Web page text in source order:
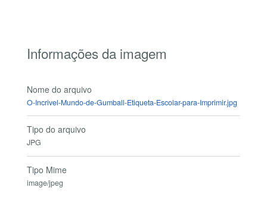
Informações da imagem
Nome do arquivo
O-Incrivel-Mundo-de-Gumball-Etiqueta-Escolar-para-Imprimir.jpg
Tipo do arquivo
JPG
Tipo Mime
image/jpeg